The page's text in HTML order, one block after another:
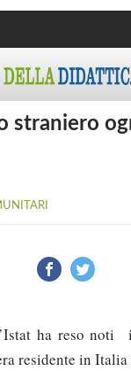
straniero
ha reso noti
residente in